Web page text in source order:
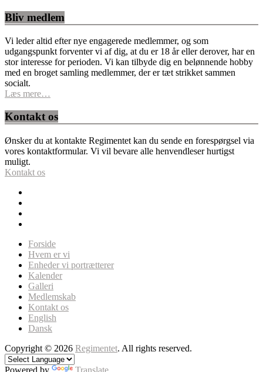
Bliv medlem
Vi leder altid efter nye engagerede medlemmer, og som
udgangspunkt forventer vi af dig, at du er 18 år eller derover, har en
stor interesse for perioden. Vi kan tilbyde dig en belønnende hobby
med en broget samling medlemmer, der er tæt strikket sammen
socialt.
Læs mere…
Kontakt os
Ønsker du at kontakte Regimentet kan du sende en forespørgsel via
vores kontaktformular. Vi vil bevare alle henvendleser hurtigst
muligt.
Kontakt os
Forside
Hvem er vi
Enheder vi portrætterer
Kalender
Galleri
Medlemskab
Kontakt os
English
Dansk
Copyright © 2026 Regimentet. All rights reserved.
Powered by Translate